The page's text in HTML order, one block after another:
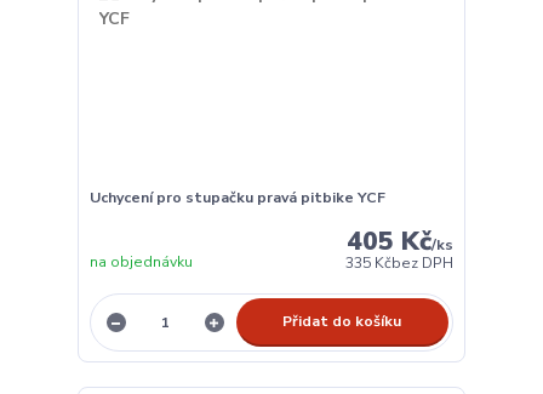
Uchycení pro stupačku pravá pitbike YCF
405 Kč/ks
335 Kčbez DPH
na objednávku
Přidat do košíku